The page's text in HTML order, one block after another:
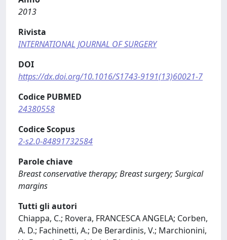
2013
Rivista
INTERNATIONAL JOURNAL OF SURGERY
DOI
https://dx.doi.org/10.1016/S1743-9191(13)60021-7
Codice PUBMED
24380558
Codice Scopus
2-s2.0-84891732584
Parole chiave
Breast conservative therapy; Breast surgery; Surgical
margins
Tutti gli autori
Chiappa, C.; Rovera, FRANCESCA ANGELA; Corben,
A. D.; Fachinetti, A.; De Berardinis, V.; Marchionini,